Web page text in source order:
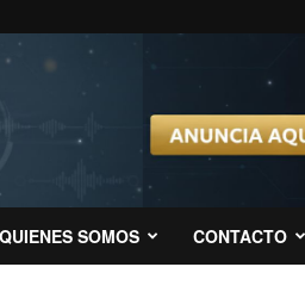
QUIENES SOMOS CONTACTO